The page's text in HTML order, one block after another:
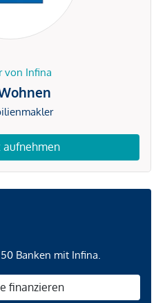
von Infina
aufnehmen
Banken mit Infina.
finanzieren